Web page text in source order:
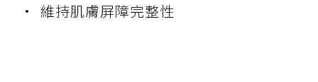
維持肌膚屏障完整性